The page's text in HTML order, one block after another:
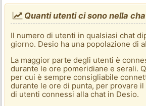
Quanti utenti ci sono nella
Il numero di utenti in qualsiasi chat
giorno. Desio ha una popolazione di
La maggior parte degli utenti è
durante le ore pomeridiane e serali.
per cui è sempre consigliabile
durante le ore di punta, per provare
di utenti connessi alla chat in Desio.